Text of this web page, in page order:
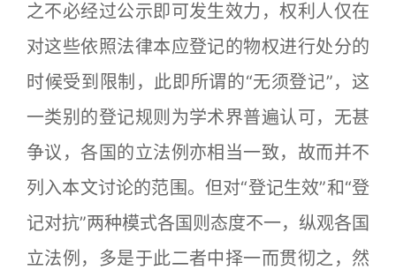
之不必经过公示即可发生效力，权利人仅在
对这些依照法律本应登记的物权进行处分的
时候受到限制，此即所谓的“无须登记”，这
一类别的登记规则为学术界普遍认可，无甚
争议，各国的立法例亦相当一致，故而并不
列入本文讨论的范围。但对“登记生效”和“登
记对抗”两种模式各国则态度不一，纵观各国
立法例，多是于此二者中择一而贯彻之，然